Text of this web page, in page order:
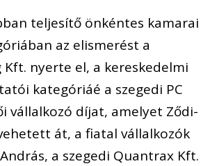
teljesítő önkéntes kamarai
az elismerést a
nyerte el, a kereskedelmi
kategóriáé a szegedi PC
vállalkozó díjat, amelyet Ződi-
át, a fiatal vállalkozók
a szegedi Quantrax Kft.